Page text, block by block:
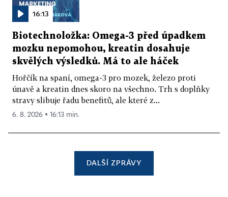
16:13
Biotechnoložka: Omega-3 před úpadkem
mozku nepomohou, kreatin dosahuje
skvělých výsledků. Má to ale háček
Hořčík na spaní, omega-3 pro mozek, železo proti
únavě a kreatin dnes skoro na všechno. Trh s doplňky
stravy slibuje řadu benefitů, ale které z...
6. 8. 2026 ▪ 16:13 min.
DALŠÍ ZPRÁVY